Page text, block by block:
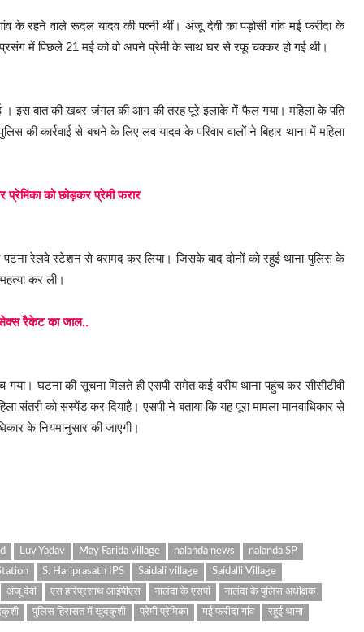
के रहने वाले रूदल यादव की पत्नी थीं। अंजू देवी का पड़ोसी गांव मई फरीदा के
में पिछले 21 मई को वो अपने प्रेमी के साथ घर से रफू चक्कर हो गई थी।
। इस बात की खबर जंगल की आग की तरह पूरे इलाके में फैल गया। महिला के पति
की कार्रवाई से बचने के लिए लव यादव के परिवार वालों ने बिहार थाना में महिला
को छोड़कर प्रेमी फरार
पटना रेलवे स्टेशन से बरामद कर लिया। जिसके बाद दोनों को रहुई थाना पुलिस के
कर ली।
सेक्स रैकेट का जाल..
घटना की सूचना मिलते ही एसपी समेत कई वरीय थाना पहुंच कर सीसीटीवी
को सस्पेंड कर दियाहै। एसपी ने बताया कि यह पूरा मामला मानवाधिकार से
के नियमानुसार की जाएगी।
Luv Yadav May Farida village nalanda news
nalanda SP
S. Hariprasath IPS Saidali village
Saidalli Village
अंजू देवी
एस हरिप्रसाथ आईपीएस नालंदा के एसपी
नालंदा के पुलिस अधीक्षक
पुलिस हिरासत में खुदकुशी प्रेमी प्रेमिका मई फरीदा गांव रहुई थाना